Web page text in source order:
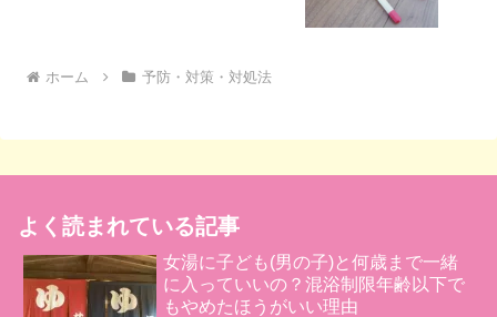
ホーム 予防・対策・対処法
よく読まれている記事
女湯に子ども(男の子)と何歳まで一緒
に入っていいの？混浴制限年齢以下で
もやめたほうがいい理由